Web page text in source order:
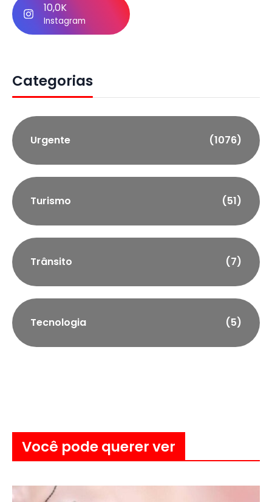
10,0K
Instagram
Categorias
Urgente (1076)
Turismo (51)
Trânsito (7)
Tecnologia (5)
Você pode querer ver